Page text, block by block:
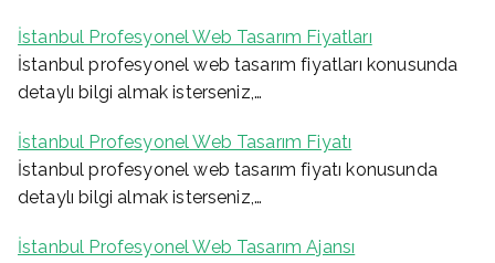
İstanbul Profesyonel Web Tasarım Fiyatları
İstanbul profesyonel web tasarım fiyatları konusunda
detaylı bilgi almak isterseniz,…
İstanbul Profesyonel Web Tasarım Fiyatı
İstanbul profesyonel web tasarım fiyatı konusunda
detaylı bilgi almak isterseniz,…
İstanbul Profesyonel Web Tasarım Ajansı